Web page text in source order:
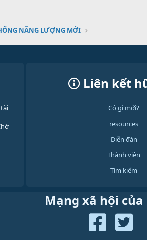
NĂNG LƯỢNG MỚI
Liên kết
Có gì mới?
resources
Diễn đàn
Thành viên
Tìm kiếm
Mạng xã hội